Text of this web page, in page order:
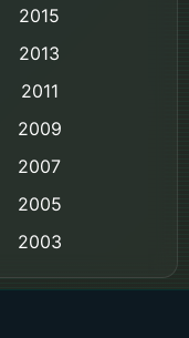
2015
2013
2011
2009
2007
2005
2003
2000